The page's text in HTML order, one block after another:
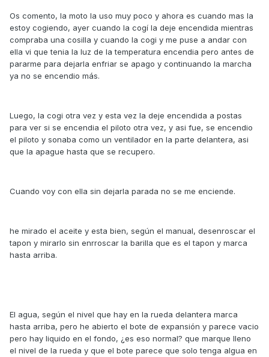
Os comento, la moto la uso muy poco y ahora es cuando mas la
estoy cogiendo, ayer cuando la cogí la deje encendida mientras
compraba una cosilla y cuando la cogi y me puse a andar con
ella vi que tenia la luz de la temperatura encendia pero antes de
pararme para dejarla enfriar se apago y continuando la marcha
ya no se encendio más.
Luego, la cogi otra vez y esta vez la deje encendida a postas
para ver si se encendia el piloto otra vez, y asi fue, se encendio
el piloto y sonaba como un ventilador en la parte delantera, asi
que la apague hasta que se recupero.
Cuando voy con ella sin dejarla parada no se me enciende.
he mirado el aceite y esta bien, según el manual, desenroscar el
tapon y mirarlo sin enrroscar la barilla que es el tapon y marca
hasta arriba.
El agua, según el nivel que hay en la rueda delantera marca
hasta arriba, pero he abierto el bote de expansión y parece vacio
pero hay liquido en el fondo, ¿es eso normal? que marque lleno
el nivel de la rueda y que el bote parece que solo tenga algua en